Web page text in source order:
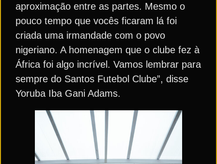
aproximação entre as partes. Mesmo o
pouco tempo que vocês ficaram lá foi
criada uma irmandade com o povo
nigeriano. A homenagem que o clube fez à
África foi algo incrível. Vamos lembrar para
sempre do Santos Futebol Clube”, disse
Yoruba Iba Gani Adams.